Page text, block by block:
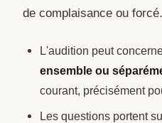
de complaisance ou
L'audition peut
ensemble ou
courant, précisément
Les questions portent